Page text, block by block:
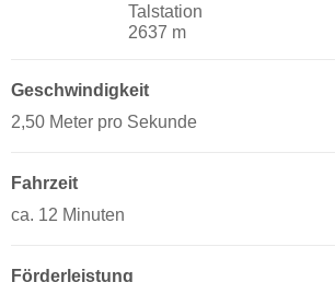
Talstation
2637 m
Geschwindigkeit
2,50 Meter pro Sekunde
Fahrzeit
ca. 12 Minuten
Förderleistung